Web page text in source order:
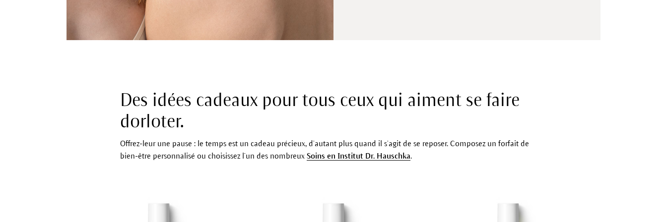
Des idées cadeaux pour tous ceux qui aiment se faire
dorloter.
Offrez-leur une pause : le temps est un cadeau précieux, d’autant plus quand il s’agit de se reposer. Composez un forfait de
bien-être personnalisé ou choisissez l’un des nombreux Soins en Institut Dr. Hauschka.